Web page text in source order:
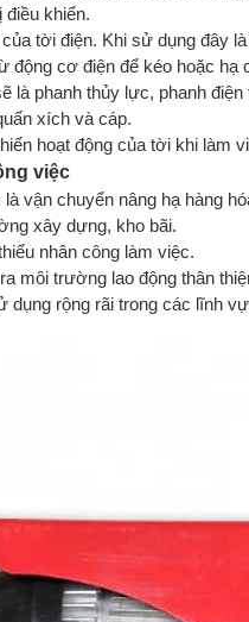
điều khiển.
tời điện. Khi sử dụng đây
động cơ điện để kéo hoặc hạ
là phanh thủy lực, phanh
xích và cáp.
hoạt động của tời khi làm
việc
vận chuyển nâng hạ hàng
xây dựng, kho bãi.
nhân công làm việc.
môi trường lao động thân
rộng rãi trong các lĩnh